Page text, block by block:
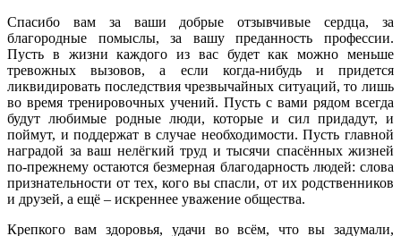
Спасибо вам за ваши добрые отзывчивые сердца, за
благородные помыслы, за вашу преданность профессии.
Пусть в жизни каждого из вас будет как можно меньше
тревожных вызовов, а если когда-нибудь и придется
ликвидировать последствия чрезвычайных ситуаций, то лишь
во время тренировочных учений. Пусть с вами рядом всегда
будут любимые родные люди, которые и сил придадут, и
поймут, и поддержат в случае необходимости. Пусть главной
наградой за ваш нелёгкий труд и тысячи спасённых жизней
по-прежнему остаются безмерная благодарность людей: слова
признательности от тех, кого вы спасли, от их родственников
и друзей, а ещё – искреннее уважение общества.
Крепкого вам здоровья, удачи во всём, что вы задумали,